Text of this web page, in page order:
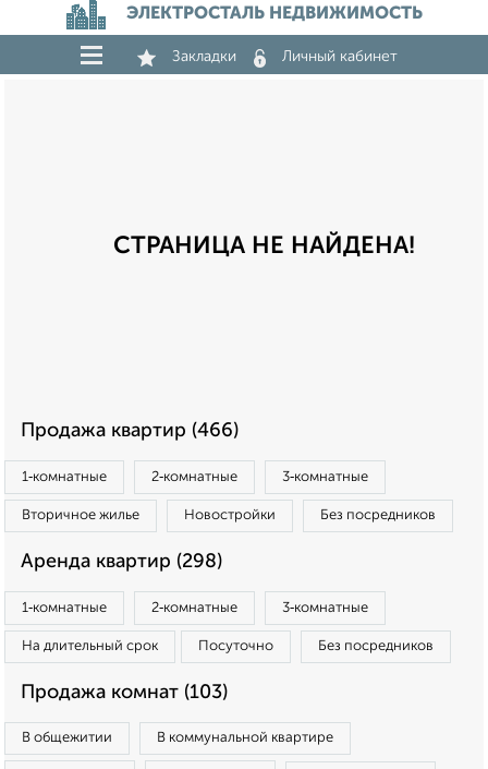
ЭЛЕКТРОСТАЛЬ НЕДВИЖИМОСТЬ
Закладки Личный кабинет
СТРАНИЦА НЕ НАЙДЕНА!
Продажа квартир (466)
1‑комнатные 2‑комнатные 3‑комнатные
Вторичное жилье Новостройки Без посредников
Аренда квартир (298)
1‑комнатные 2‑комнатные 3‑комнатные
На длительный срок Посуточно Без посредников
Продажа комнат (103)
В общежитии В коммунальной квартире